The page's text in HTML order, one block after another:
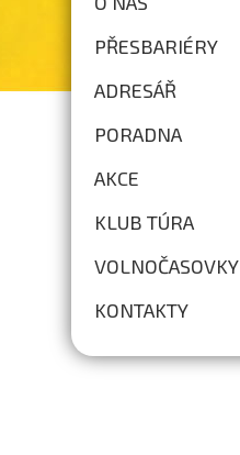
PŘESBARIÉRY
ADRESÁŘ
PORADNA
AKCE
KLUB TÚRA
VOLNOČASOVKY
KONTAKTY